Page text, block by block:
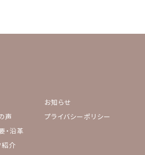
声
・沿革
紹介
お知らせ
プライバシーポリシー